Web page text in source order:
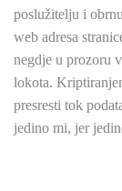
poslužitelju i
web adresa
negdje u prozoru
lokota.
presresti tok
jedino mi, jer